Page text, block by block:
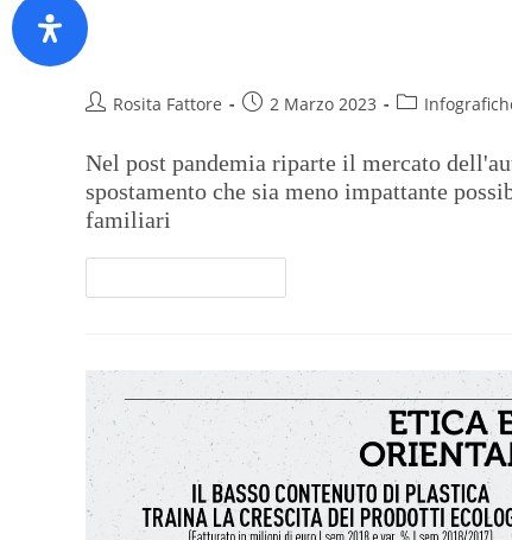
Il desiderio di una mobilità
Rosita Fattore 2 Marzo 2023
Nel post pandemia riparte il mercato
spostamento che sia meno impattante
familiari